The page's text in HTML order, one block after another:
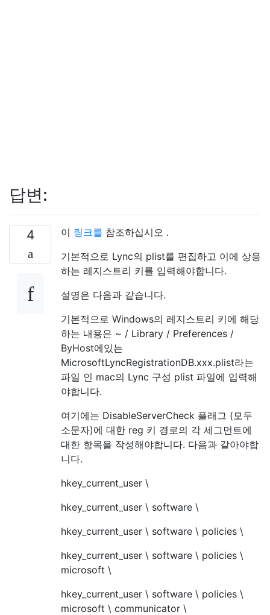
답변:
4 이 링크를 참조하십시오 .
기본적으로 Lync의 plist를 편집하고 이에 상응
하는 레지스트리 키를 입력해야합니다.
설명은 다음과 같습니다.
기본적으로 Windows의 레지스트리 키에 해당
하는 내용은 ~ / Library / Preferences /
ByHost에있는
MicrosoftLyncRegistrationDB.xxx.plist라는
파일 인 mac의 Lync 구성 plist 파일에 입력해
야합니다.
여기에는 DisableServerCheck 플래그 (모두
소문자)에 대한 reg 키 경로의 각 세그먼트에
대한 항목을 작성해야합니다. 다음과 같아야합
니다.
hkey_current_user \
hkey_current_user \ software \
hkey_current_user \ software \ policies \
hkey_current_user \ software \ policies \
microsoft \
hkey_current_user \ software \ policies \
microsoft \ communicator \